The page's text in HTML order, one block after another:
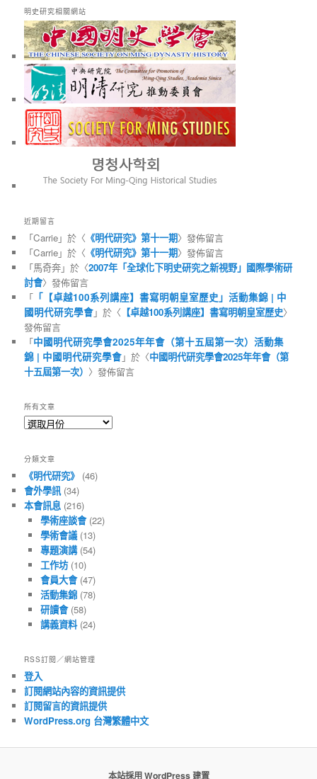
明史研究相關網站
近期留言
「Carrie」於〈 《明代研究》第十一期〉發佈留言
「Carrie」於〈 《明代研究》第十一期〉發佈留言
「馬奇奔」於〈2007年「全球化下明史研究之新視野」國際學術研
討會〉發佈留言
「 「【卓越100系列講座】書寫明朝皇室歷史」活動集錦 | 中
國明代研究學會」於〈 【卓越100系列講座】書寫明朝皇室歷史〉
發佈留言
「中國明代研究學會2025年年會（第十五屆第一次）活動集
錦 | 中國明代研究學會」於〈中國明代研究學會2025年年會（第
十五屆第一次） 〉發佈留言
所有文章
所
章
分類文章
《明代研究》 (46)
會外學訊 (34)
本會訊息 (216)
學術座談會(22)
學術會議(13)
專題演講(54)
工作坊(10)
會員大會(47)
活動集錦(78)
研讀會(58)
講義資料(24)
RSS訂閱／網站管理
登入
訂閱網站內容的資訊提供
訂閱留言的資訊提供
WordPress.org 台灣繁體中文
本站採用 WordPress 建置